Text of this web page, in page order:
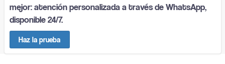
mejor: atención personalizada a través de WhatsApp,
disponible 24/7.
Haz la prueba